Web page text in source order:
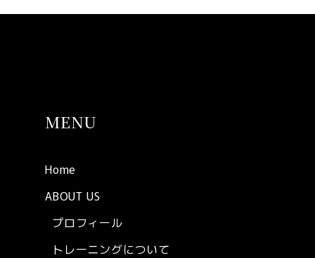
MENU
Home
ABOUT US
プロフィール
トレーニングについて